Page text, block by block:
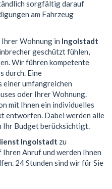
sorgfältig darauf
am Fahrzeug
Ihrer Wohnung in Ingolstadt
geschützt fühlen,
Wir führen kompetente
durch. Eine
einer umfangreichen
oder Ihrer Wohnung.
mit Ihnen ein individuelles
entworfen. Dabei werden alle
Ihr Budget berücksichtigt.
Ingolstadt zu
Anruf und werden Ihnen
24 Stunden sind wir für Sie